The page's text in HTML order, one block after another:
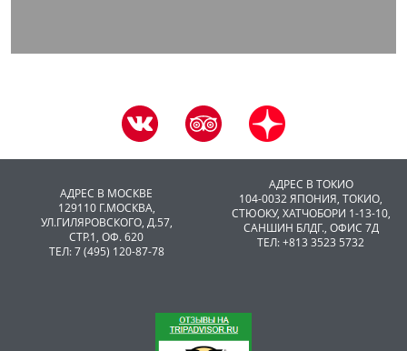
АДРЕС В МОСКВЕ
129110 Г.МОСКВА,
УЛ.ГИЛЯРОВСКОГО, Д.57,
СТР.1, ОФ. 620
ТЕЛ: 7 (495) 120-87-78
АДРЕС В ТОКИО
104-0032 ЯПОНИЯ, ТОКИО,
CТЮОКУ, ХАТЧОБОРИ 1-13-10,
САНШИН БЛДГ., ОФИС 7Д
ТЕЛ: +813 3523 5732